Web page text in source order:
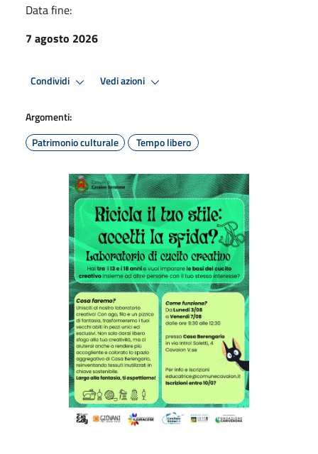
Data fine:
7 agosto 2026
Condividi Vedi azioni
Argomenti:
Patrimonio culturale
Tempo libero